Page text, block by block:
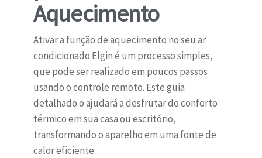
Aquecimento
Ativar a função de aquecimento no seu ar
condicionado Elgin é um processo simples,
que pode ser realizado em poucos passos
usando o controle remoto. Este guia
detalhado o ajudará a desfrutar do conforto
térmico em sua casa ou escritório,
transformando o aparelho em uma fonte de
calor eficiente.